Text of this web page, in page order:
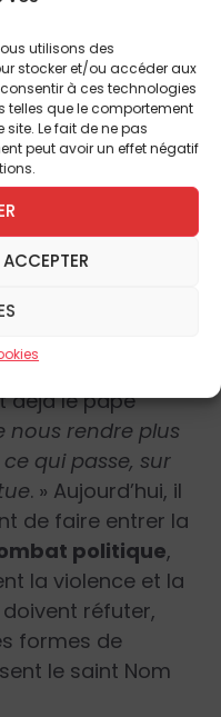
utilisons des
stocker et/ou accéder aux
à ces technologies
telles que le comportement
Le fait de ne pas
peut avoir un effet négatif
On le voit
de
fait petit
son premier
jeune mère
Bethléem. «Paix
anges en
Dieu sans
peut se
le pouvoir de
déjà le pape
nous rendre plus
qui passe, sur
. » Aujourd’hui, il
de faire entrer la
politique,
la violence et la
réfuter,
formes de
le saint Nom